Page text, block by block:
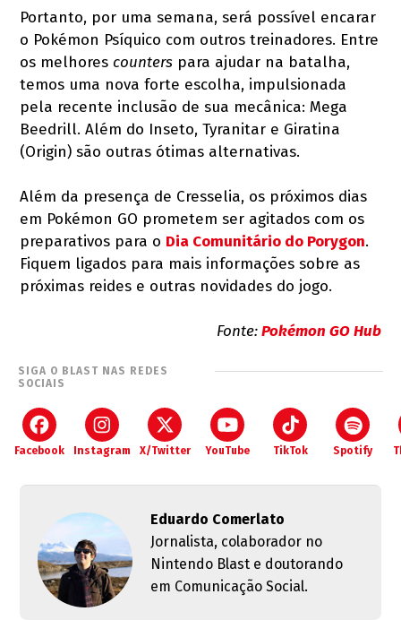
Portanto, por uma semana, será possível encarar
o Pokémon Psíquico com outros treinadores. Entre
os melhores counters para ajudar na batalha,
temos uma nova forte escolha, impulsionada
pela recente inclusão de sua mecânica: Mega
Beedrill. Além do Inseto, Tyranitar e Giratina
(Origin) são outras ótimas alternativas.
Além da presença de Cresselia, os próximos dias
em Pokémon GO prometem ser agitados com os
preparativos para o Dia Comunitário do Porygon.
Fiquem ligados para mais informações sobre as
próximas reides e outras novidades do jogo.
Fonte:Pokémon GO Hub
SIGA O BLAST NAS REDES
SOCIAIS
Facebook Instagram X/Twitter YouTube TikTok Spotify
Eduardo Comerlato
Jornalista, colaborador no
Nintendo Blast e doutorando
em Comunicação Social.